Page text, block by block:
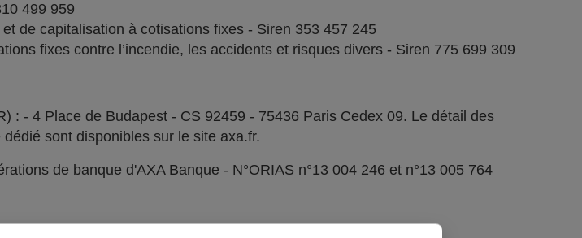
499 959
de capitalisation à cotisations fixes - Siren 353 457 245
fixes contre l’incendie, les accidents et risques divers - Siren 775 699 309
: - 4 Place de Budapest - CS 92459 - 75436 Paris Cedex 09. Le détail des
sont disponibles sur le site axa.fr.
de banque d'AXA Banque - N°ORIAS n°13 004 246 et n°13 005 764